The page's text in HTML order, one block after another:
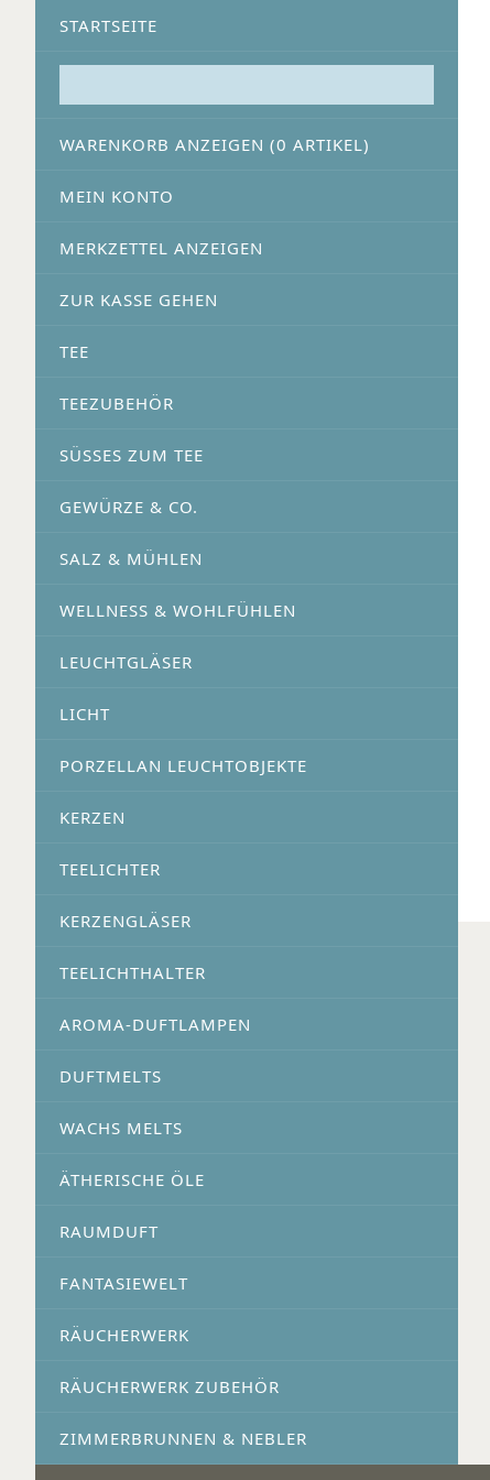
STARTSEITE
WARENKORB ANZEIGEN (0 ARTIKEL)
MEIN KONTO
MERKZETTEL ANZEIGEN
ZUR KASSE GEHEN
TEE
TEEZUBEHÖR
SÜSSES ZUM TEE
GEWÜRZE & CO.
SALZ & MÜHLEN
WELLNESS & WOHLFÜHLEN
LEUCHTGLÄSER
LICHT
PORZELLAN LEUCHTOBJEKTE
KERZEN
TEELICHTER
KERZENGLÄSER
TEELICHTHALTER
AROMA-DUFTLAMPEN
DUFTMELTS
WACHS MELTS
ÄTHERISCHE ÖLE
RAUMDUFT
FANTASIEWELT
RÄUCHERWERK
RÄUCHERWERK ZUBEHÖR
ZIMMERBRUNNEN & NEBLER